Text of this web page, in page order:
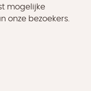
mogelijke
onze bezoekers.